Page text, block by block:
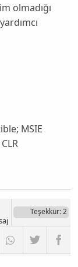
olmadığı
MSIE
Teşekkür: 2